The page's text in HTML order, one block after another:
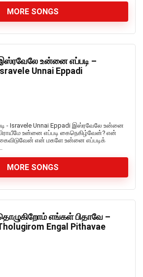
MORE SONGS
உன்னை எப்படி –
Isravele Unnai Eppadi
- Isravele Unnai Eppadi இஸ்ரவேலே உன்னை
உன்னை எப்படி கைநெகிழ்வேன்? என்
என் மகளே உன்னை எப்படிக்
MORE SONGS
எங்கள் பிதாவே –
Engal Pithavae